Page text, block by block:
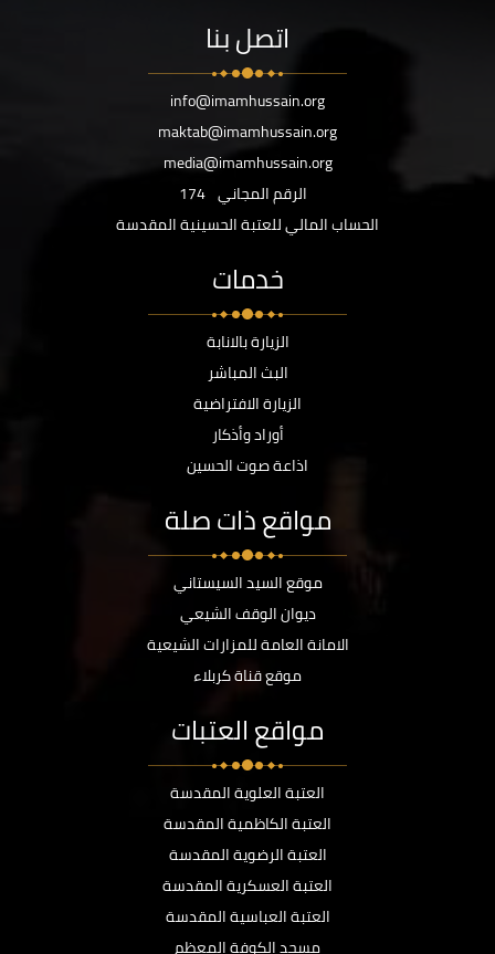
اتصل بنا
info@imamhussain.org
maktab@imamhussain.org
media@imamhussain.org
الرقم المجاني 174
الحساب المالي للعتبة الحسينية المقدسة
خدمات
الزيارة بالانابة
البث المباشر
الزيارة الافتراضية
أوراد وأذكار
اذاعة صوت الحسين
مواقع ذات صلة
موقع السيد السيستاني
ديوان الوقف الشيعي
الامانة العامة للمزارات الشيعية
موقع قناة كربلاء
مواقع العتبات
العتبة العلوية المقدسة
العتبة الكاظمية المقدسة
العتبة الرضوية المقدسة
العتبة العسكرية المقدسة
العتبة العباسية المقدسة
مسجد الكوفة المعظم